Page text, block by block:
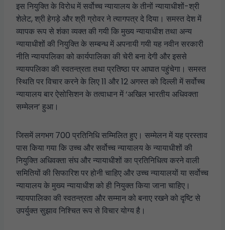
इस नियुक्ति के विरोध में सर्वोच्च न्यायालय के तीनों न्यायाधीशों-श्री
शेलेट, श्री हेगड़े और श्री ग्रोवर ने त्यागपत्र दे दिया। समस्त देश में
व्यापक रूप से शंका व्यक्त की गयी कि मुख्य न्यायाधीश तथा अन्य
न्यायाधीशों की नियुक्ति के सम्बन्ध में अपनायी गयी यह नवीन सरकारी
नीति न्यायपलिका को कार्यपालिका की चेरी बना देगी और इससे
न्यायपलिका की स्वतन्त्रता तथा प्रतिष्ठा पर आघात पहुंचेगा। समस्त
स्थिति पर विचार करने के लिए 11 और 12 अगस्त को दिल्ली में सर्वोच्च
न्यायालय बार ऐसोसिशन के तत्वाधान में ‘अखिल भारतीय अधिवक्ता
सम्मेलन’ हुआ।
जिसमें लगभग 700 प्रतिनिधि सम्मिलित हुए। सम्मेलन में यह प्रस्ताव
पास किया गया कि उच्च और सर्वोच्च न्यायालय के न्यायाधीशों की
नियुक्ति अधिवक्ता संघ और न्यायाधीशों का प्रतिनिधित्व करने वाली
समितियों की सिफारिश पर होनी चाहिए और उच्च न्यायालयों या सर्वोच्च
न्यायालय के मुख्य न्यायाधीश को ही नियुक्त किया जाना चाहिए।
न्यायपालिका की स्वतन्त्रता और सम्मान को बनाए रखने को दृष्टि से
उपर्युक्त सुझाव निश्चित रूप से विचार योग्य है।